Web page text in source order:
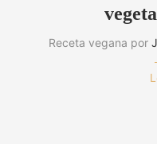
Receta vegana por